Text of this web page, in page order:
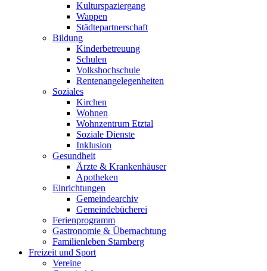
Kulturspaziergang
Wappen
Städtepartnerschaft
Bildung
Kinderbetreuung
Schulen
Volkshochschule
Rentenangelegenheiten
Soziales
Kirchen
Wohnen
Wohnzentrum Etztal
Soziale Dienste
Inklusion
Gesundheit
Ärzte & Krankenhäuser
Apotheken
Einrichtungen
Gemeindearchiv
Gemeindebücherei
Ferienprogramm
Gastronomie & Übernachtung
Familienleben Starnberg
Freizeit und Sport
Vereine